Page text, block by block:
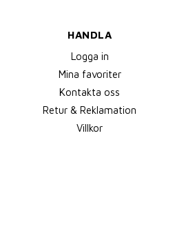
HANDLA
Logga in
Mina favoriter
Kontakta oss
Retur & Reklamation
Villkor